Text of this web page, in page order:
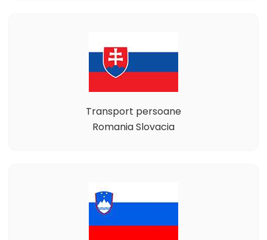
Transport persoane
Romania Slovacia